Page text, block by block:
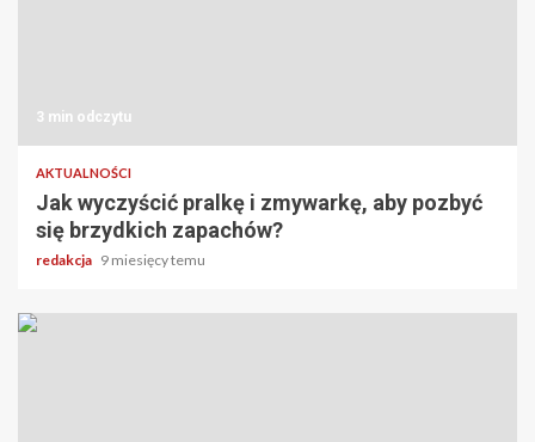
3 min odczytu
AKTUALNOŚCI
Jak wyczyścić pralkę i zmywarkę, aby pozbyć
się brzydkich zapachów?
redakcja 9 miesięcy temu